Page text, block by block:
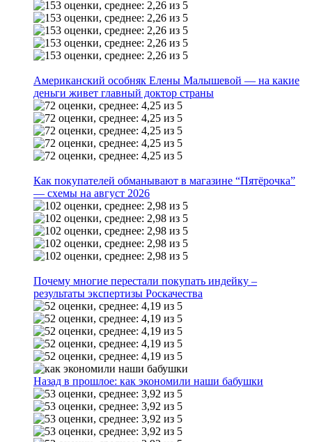
Американский особняк Елены Малышевой — на какие
деньги живет главный доктор страны
Как покупателей обманывают в магазине “Пятёрочка”
— схемы на август 2026
Почему многие перестали покупать индейку –
результаты экспертизы Роскачества
Назад в прошлое: как экономили наши бабушки